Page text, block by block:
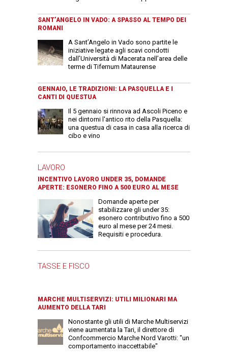
SANT’ANGELO IN VADO: A SPASSO AL TEMPO DEI
ROMANI
A Sant’Angelo in Vado sono partite le
iniziative legate agli scavi condotti
dall’Università di Macerata nell’area delle
terme di Tifernum Mataurense
GENNAIO, LE TRADIZIONI: LA PASQUELLA E I
CANTI DI QUESTUA
Il 5 gennaio si rinnova ad Ascoli Piceno e
nei dintorni l'antico rito della Pasquella:
una questua di casa in casa alla ricerca di
cibo e vino
LAVORO
INCENTIVO LAVORO UNDER 35, DOMANDE
APERTE: ESONERO FINO A 500 EURO AL MESE
Domande aperte per
stabilizzare gli under 35:
esonero contributivo fino a 500
euro al mese per 24 mesi.
Requisiti e procedura.
TASSE E FISCO
MARCHE MULTISERVIZI: UTILI MILIONARI MA
AUMENTO DELLA TARI
Nonostante gli utili di Marche Multiservizi
viene aumentata la Tari, il direttore di
Confcommercio Marche Nord Varotti: "un
comportamento inaccettabile"